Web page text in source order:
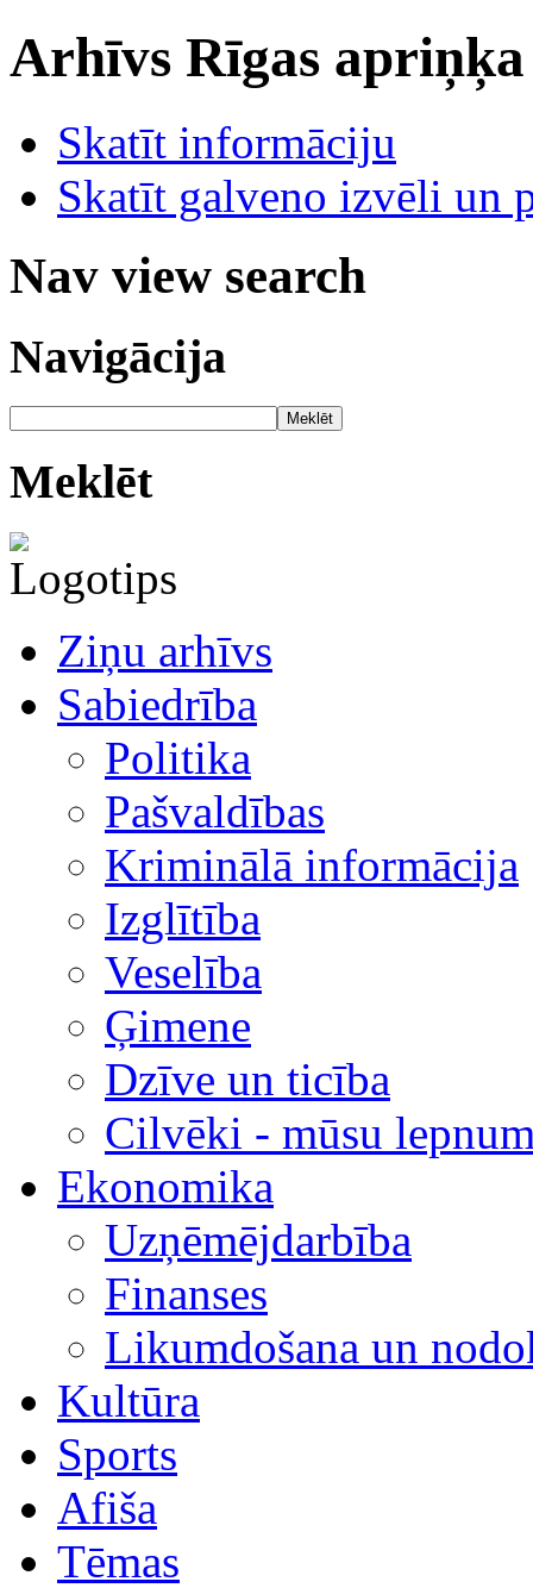
Arhīvs Rīgas
Skatīt informāciju
Skatīt galveno izvēli un
Nav view search
Navigācija
Meklēt
Meklēt
Ziņu arhīvs
Sabiedrība
Politika
Pašvaldības
Kriminālā informācija
Izglītība
Veselība
Ģimene
Dzīve un ticība
Cilvēki - mūsu
Ekonomika
Uzņēmējdarbība
Finanses
Likumdošana un
Kultūra
Sports
Afiša
Tēmas